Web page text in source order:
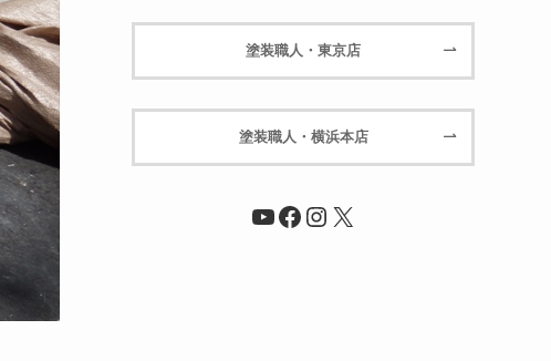
塗装職人・東京店
塗装職人・横浜本店
YouTube
Facebook
Instagram
X